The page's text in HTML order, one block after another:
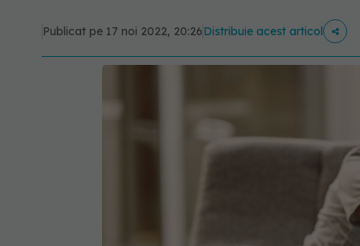
Publicat pe 17 noi 2022, 20:26Distribuie acest articol